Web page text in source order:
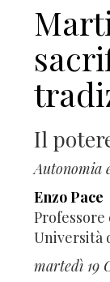
Il
Autonomia
Enzo Pace
Università
martedì 19